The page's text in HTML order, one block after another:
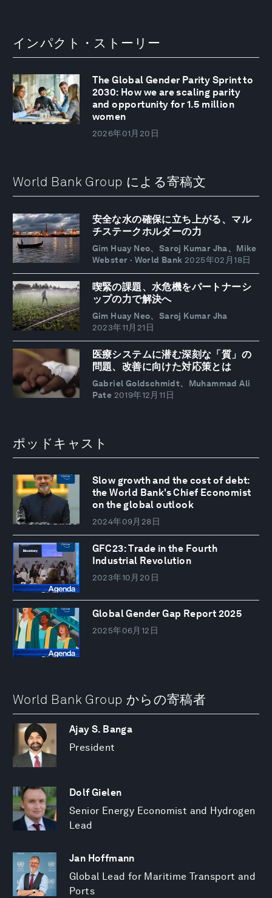
インパクト・ストーリー
The Global Gender Parity Sprint to
2030: How we are scaling parity
and opportunity for 1.5 million
women
2026年01月20日
World Bank Group による寄稿文
安全な水の確保に立ち上がる、マル
チステークホルダーの力
Gim Huay Neo、Saroj Kumar Jha、Mike
Webster · World Bank 2025年02月18日
喫緊の課題、水危機をパートナーシ
ップの力で解決へ
Gim Huay Neo、Saroj Kumar Jha
2023年11月21日
医療システムに潜む深刻な「質」の
問題、改善に向けた対応策とは
Gabriel Goldschmidt、Muhammad Ali
Pate 2019年12月11日
ポッドキャスト
Slow growth and the cost of debt:
the World Bank's Chief Economist
on the global outlook
2024年09月28日
GFC23: Trade in the Fourth
Industrial Revolution
2023年10月20日
Global Gender Gap Report 2025
2025年06月12日
World Bank Group からの寄稿者
Ajay S. Banga
President
Dolf Gielen
Senior Energy Economist and Hydrogen
Lead
Jan Hoffmann
Global Lead for Maritime Transport and
Ports